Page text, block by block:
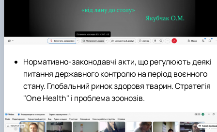
Нормативно-законодавчі акти, що регулюють деякі
питання державного контролю на період воєнного
стану. Глобальний ринок здоровя тварин. Стратегія
"One Health" і проблема зоонозів.